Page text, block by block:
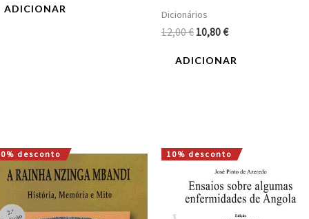
ADICIONAR Dicionários
12,00€ 10,80€
ADICIONAR
desconto
O
preço
original
era:
15,00 €.
O
preço
atual
é:
13,50 €.
10% desconto
O
preço
original
era:
O
preço
atual
é:
13,50 €.